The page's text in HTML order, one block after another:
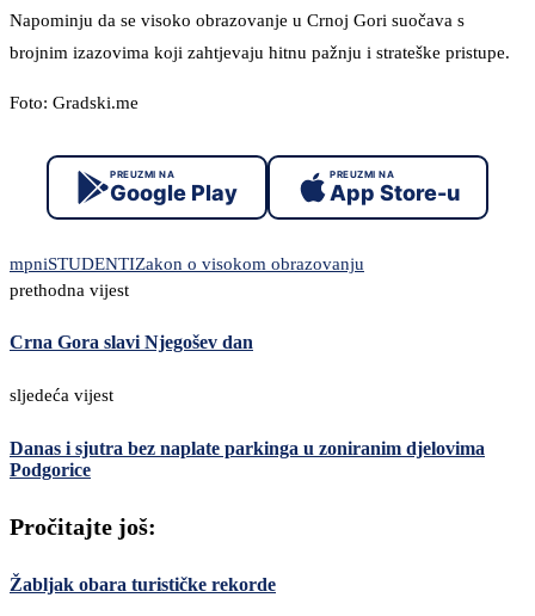
Napominju da se visoko obrazovanje u Crnoj Gori suočava s
brojnim izazovima koji zahtjevaju hitnu pažnju i strateške pristupe.
Foto: Gradski.me
PREUZMI NA
Google Play
PREUZMI NA
App Store-u
mpniSTUDENTIZakon o visokom obrazovanju
prethodna vijest
Crna Gora slavi Njegošev dan
sljedeća vijest
Danas i sjutra bez naplate parkinga u zoniranim djelovima
Podgorice
Pročitajte još:
Žabljak obara turističke rekorde